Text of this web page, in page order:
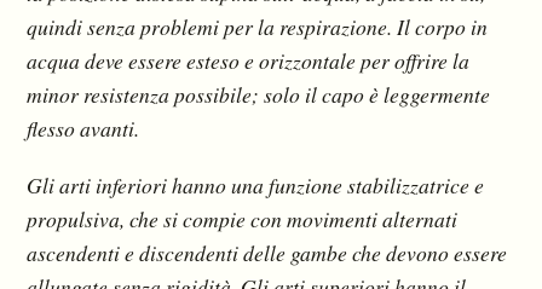
quindi senza problemi per la respirazione. Il corpo in
acqua deve essere esteso e orizzontale per offrire la
minor resistenza possibile; solo il capo è leggermente
flesso avanti.
Gli arti inferiori hanno una funzione stabilizzatrice e
propulsiva, che si compie con movimenti alternati
ascendenti e discendenti delle gambe che devono essere